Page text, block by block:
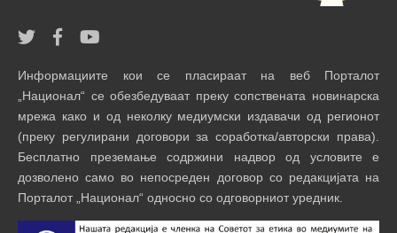
Информациите кои се пласираат на веб Порталот
„Национал“ се обезбедуваат преку сопствената новинарска
мрежа како и од неколку медиумски издавачи од регионот
(преку регулирани договори за соработка/авторски права).
Бесплатно преземање содржини надвор од условите е
дозволено само во непосреден договор со редакцијата на
Порталот „Национал“ односно со одговорниот уредник.